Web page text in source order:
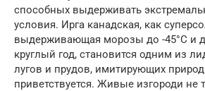
способных выдерживать
условия. Ирга канадская, как
выдерживающая морозы до -45°C и
круглый год, становится одним из
лугов и прудов, имитирующих
приветствуется. Живые изгороди не